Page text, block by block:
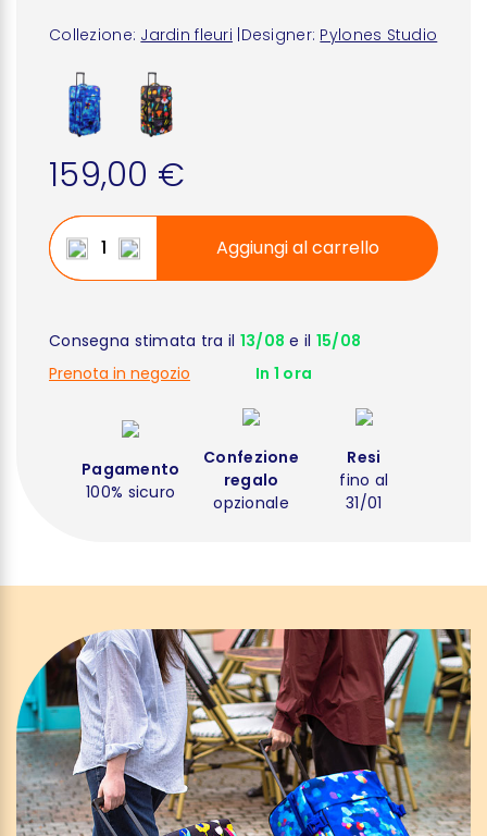
Collezione: Jardin fleuri Designer: Pylones Studio
159,00 €
Aggiungi al carrello
Consegna stimata tra il 13/08 e il 15/08
Prenota in negozio
In 1 ora
Pagamento
100% sicuro
Confezione
regalo
opzionale
Resi
fino al
31/01